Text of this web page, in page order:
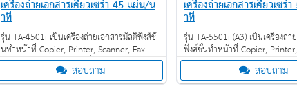
เครื่องถ่ายเอกสารเคียวเซร่า 45 แผ่น/น
าที
รุ่น TA-4501i เป็นเครื่องถ่ายเอกสารมัลติฟังส์ชั่
นทำหน้าที่ Copier, Printer, Scanner, Fax
(option) พิเศษ! ประกันเครื่อง 3 ปีเต็ม
สอบถาม
เครื่องถ่ายเอกสารเคียวเซ
าที
รุ่น TA-5501i (A3) เป็นเครื่องถ่า
ฟังส์ชั่นทำหน้าที่ Copier,
Fax (option) พิเศษ ประกันเครื่อ
สอบถาม